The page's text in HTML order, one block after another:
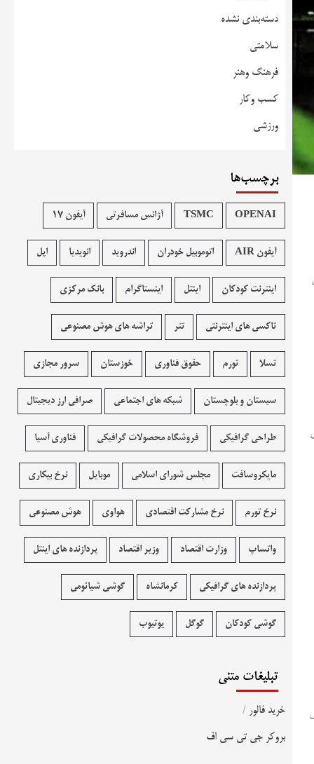
دسته‌بندی نشده
سلامتی
فرهنگ وهنر
کسب وکار
ورزشی
برچسب‌ها
OPENAI
TSMC آژانس مسافرتی آیفون 17
آیفون AIR اتوموبیل خودران اندروید انویدیا اپل
اینترنت کودکان اینتل اینستاگرام بانک مرکزی
تاکسی های اینترنتی تتر تراشه های هوش مصنوعی
تسلا تورم حقوق فناوری خوزستان سرور مجازی
سیستان و بلوچستان شبکه های اجتماعی صرافی ارز دیجیتال
طراحی گرافیکی فروشگاه محصولات گرافيکی فناوری آسیا
مایکروسافت مجلس شورای اسلامی موبایل نرخ بیکاری
نرخ تورم نرخ مشارکت اقتصادی هواوی هوش مصنوعی
واتساپ وزارت اقتصاد وزیر اقتصاد پردازنده های اینتل
پردازنده های گرافیکی کرمانشاه گوشی شیائومی
گوشی کودکان گوگل یوتیوب
تبلیغات متنی
خرید فالور /
بروکر جی تی سی اف